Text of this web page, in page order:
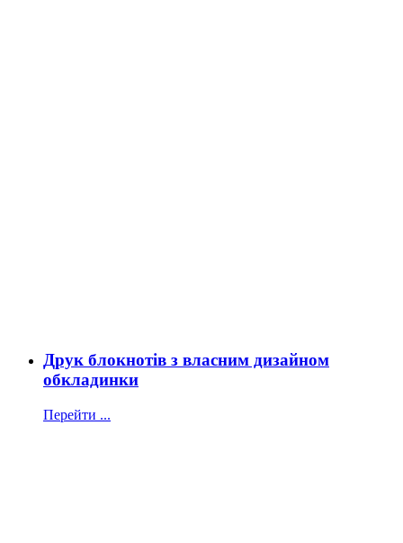
Друк блокнотів з власним дизайном
обкладинки
Перейти ...